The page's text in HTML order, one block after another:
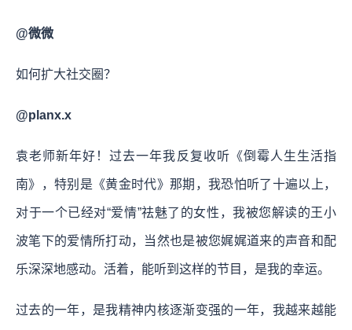
@微微
如何扩大社交圈？
@planx.x
袁老师新年好！过去一年我反复收听《倒霉人生生活指
南》，特别是《黄金时代》那期，我恐怕听了十遍以上，
对于一个已经对“爱情”祛魅了的女性，我被您解读的王小
波笔下的爱情所打动，当然也是被您娓娓道来的声音和配
乐深深地感动。活着，能听到这样的节目，是我的幸运。
过去的一年，是我精神内核逐渐变强的一年，我越来越能